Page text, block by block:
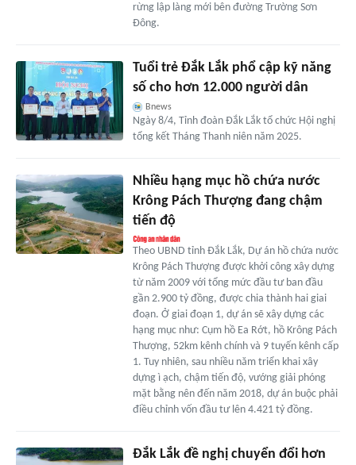
rừng lập làng mới bên đường Trường Sơn
Đông.
Tuổi trẻ Đắk Lắk phổ cập kỹ năng
số cho hơn 12.000 người dân
Bnews
Ngày 8/4, Tỉnh đoàn Đắk Lắk tổ chức Hội nghị
tổng kết Tháng Thanh niên năm 2025.
Nhiều hạng mục hồ chứa nước
Krông Pách Thượng đang chậm
tiến độ
Theo UBND tỉnh Đắk Lắk, Dự án hồ chứa nước
Krông Pách Thượng được khởi công xây dựng
từ năm 2009 với tổng mức đầu tư ban đầu
gần 2.900 tỷ đồng, được chia thành hai giai
đoạn. Ở giai đoạn 1, dự án sẽ xây dựng các
hạng mục như: Cụm hồ Ea Rớt, hồ Krông Pách
Thượng, 52km kênh chính và 9 tuyến kênh cấp
1. Tuy nhiên, sau nhiều năm triển khai xây
dựng ì ạch, chậm tiến độ, vướng giải phóng
mặt bằng nên đến năm 2018, dự án buộc phải
điều chỉnh vốn đầu tư lên 4.421 tỷ đồng.
Đắk Lắk đề nghị chuyển đổi hơn